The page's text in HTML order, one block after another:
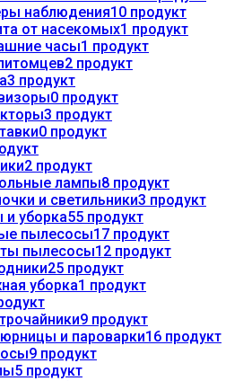
наблюдения10 продукт
от насекомых1 продукт
часы1 продукт
2 продукт
3 продукт
0 продукт
3 продукт
0 продукт
2 продукт
лампы8 продукт
и светильники3 продукт
уборка55 продукт
пылесосы17 продукт
пылесосы12 продукт
25 продукт
уборка1 продукт
9 продукт
и пароварки16 продукт
9 продукт
5 продукт